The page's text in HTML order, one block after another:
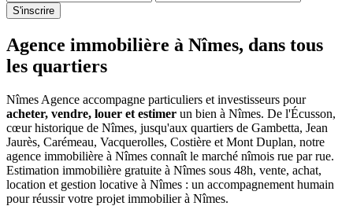
S'inscrire
Agence immobilière à Nîmes, dans tous
les quartiers
Nîmes Agence accompagne particuliers et investisseurs pour
acheter, vendre, louer et estimer un bien à Nîmes. De l'Écusson,
cœur historique de Nîmes, jusqu'aux quartiers de Gambetta, Jean
Jaurès, Carémeau, Vacquerolles, Costière et Mont Duplan, notre
agence immobilière à Nîmes connaît le marché nîmois rue par rue.
Estimation immobilière gratuite à Nîmes sous 48h, vente, achat,
location et gestion locative à Nîmes : un accompagnement humain
pour réussir votre projet immobilier à Nîmes.